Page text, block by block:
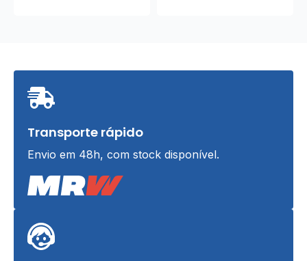
Transporte rápido
Envio em 48h, com stock disponível.